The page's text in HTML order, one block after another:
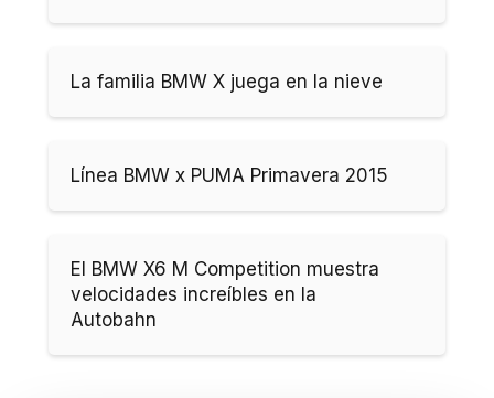
La familia BMW X juega en la nieve
Línea BMW x PUMA Primavera 2015
El BMW X6 M Competition muestra
velocidades increíbles en la
Autobahn